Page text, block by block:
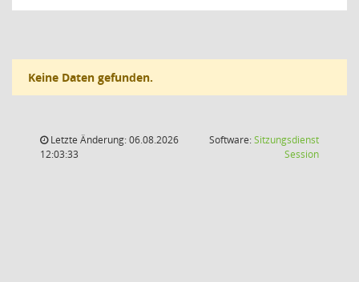
Keine Daten gefunden.
Letzte Änderung: 06.08.2026
12:03:33
Software:Sitzungsdienst
Session(Wird in